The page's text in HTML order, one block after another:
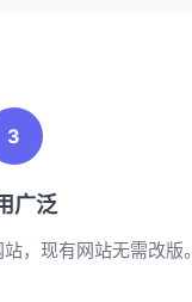
3
广泛
，现有网站无需改版。